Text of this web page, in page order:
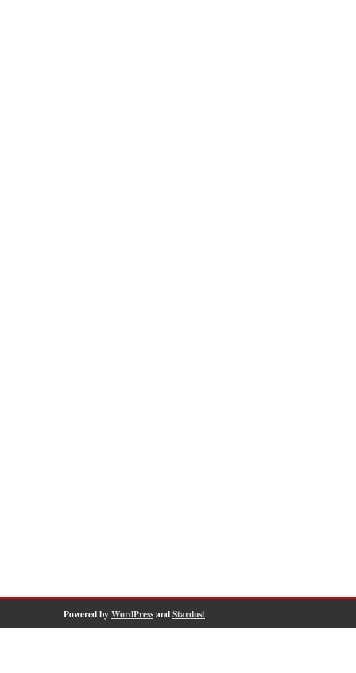
Powered byWordPressandStardust